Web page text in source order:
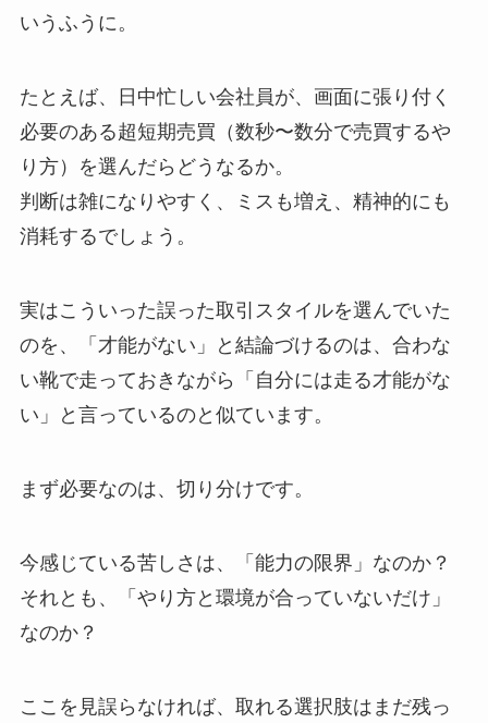
いうふうに。
たとえば、日中忙しい会社員が、 画面に張り付く
必要のある超短期売買（数秒〜数分で売買するや
り方）を選んだらどうなるか。
判断は雑になりやすく、ミスも増え、精神的にも
消耗するでしょう。
実はこういった誤った取引スタイルを選んでいた
のを、「才能がない」と結論づけるのは、 合わな
い靴で走っておきながら「自分には走る才能がな
い」と言っているのと似ています。
まず必要なのは、切り分けです。
今感じている苦しさは、「能力の限界」なのか？
それとも、「やり方と環境が合っていないだけ」
なのか？
ここを見誤らなければ、取れる選択肢はまだ残っ